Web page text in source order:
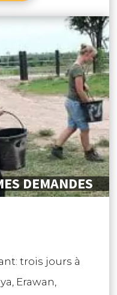
DEMANDES
trois jours à
Erawan,
En plus
ce qui ne fait